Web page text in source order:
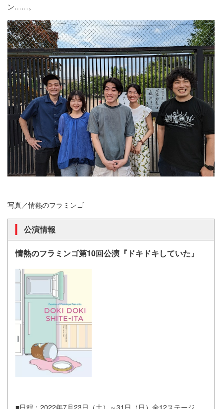
ン……。
写真／情熱のフラミンゴ
公演情報
情熱のフラミンゴ第10回公演『ドキドキしていた』
■日程：2022年7月23日（土）～31日（日）全12ステージ